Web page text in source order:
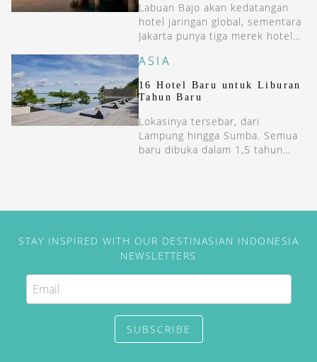
Labuan Bajo akan kedatangan
hotel jaringan global, sementara
Jakarta punya tiga merek hotel
ASIA
16 Hotel Baru untuk Liburan
Tahun Baru
Lokasinya tersebar, dari
Lampung hingga Sumba. Semua
baru dibuka dalam 1,5 tahun
STAY INSPIRED WITH OUR DESTINASIAN INDONESIA
NEWSLETTERS
SUBSCRIBE